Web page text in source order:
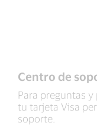
Centro de
Para preguntas
tu tarjeta Visa
soporte.